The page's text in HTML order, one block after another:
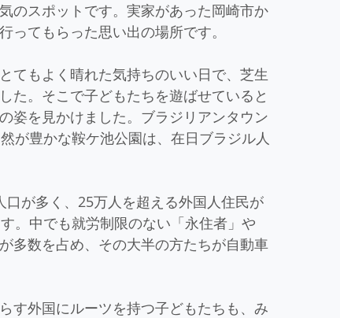
のスポットです。実家があった岡崎市か
ってもらった思い出の場所です。
てもよく晴れた気持ちのいい日で、芝生
た。そこで子どもたちを遊ばせていると
姿を見かけました。ブラジリアンタウン
が豊かな鞍ケ池公園は、在日ブラジル人
が多く、25万人を超える外国人住民が
。中でも就労制限のない「永住者」や
多数を占め、その大半の方たちが自動車
す外国にルーツを持つ子どもたちも、み